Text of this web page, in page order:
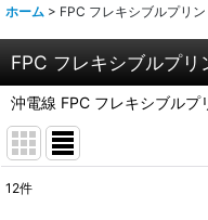
ホーム > FPC フレキシブルプリ
FPC フレキシブルプリ
沖電線 FPC フレキシブルプ
12件